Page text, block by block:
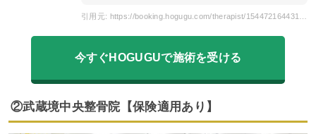
今すぐHOGUGUで施術を受ける
②武蔵境中央整骨院【保険適用あり】